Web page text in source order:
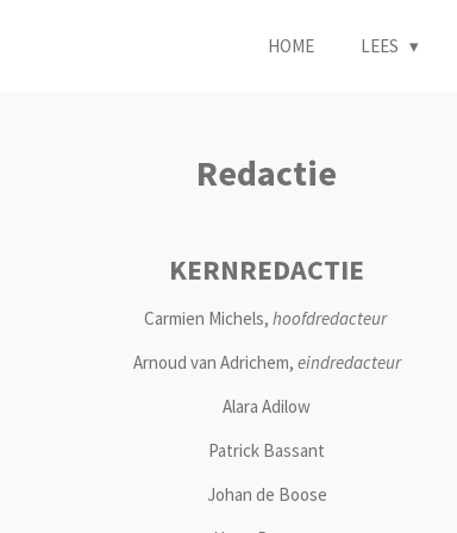
HOME LEES
Redactie
KERNREDACTIE
Carmien Michels, hoofdredacteur
Arnoud van Adrichem, eindredacteur
Alara Adilow
Patrick Bassant
Johan de Boose